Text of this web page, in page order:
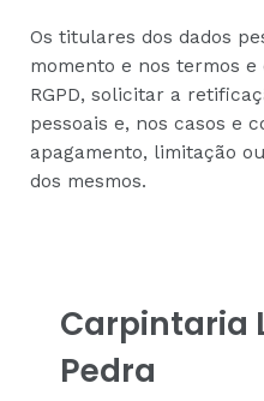
Os titulares dos dados
momento e nos termos
RGPD, solicitar a
pessoais e, nos casos e
apagamento, limitação
dos mesmos.
Carpintaria
Pedra